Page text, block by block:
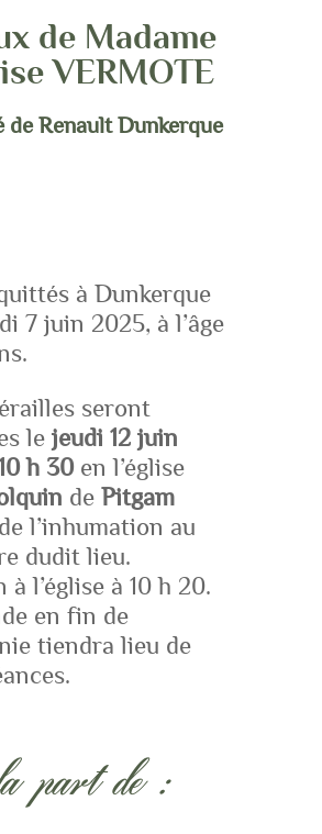
de Madame
VERMOTE
de Renault Dunkerque
à Dunkerque
7 juin 2025, à l’âge
seront
le jeudi 12 juin
h 30en l’église
de Pitgam
l’inhumation au
dudit lieu.
à l’église à 10 h 20.
en fin de
tiendra lieu de
part de :